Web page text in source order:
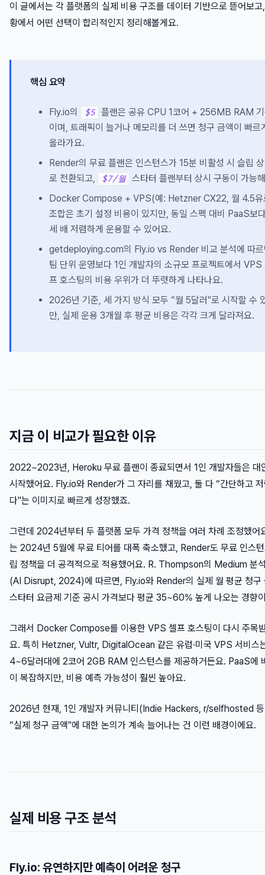
이 글에서는 각 플랫폼의 실제 비용 구조를 데이터 기반으로 뜯어보
황에서 어떤 선택이 합리적인지 정리해볼게요.
핵심 요약
Fly.io의 $5
플랜은 공유 CPU 1코어 + 256MB RAM
이며, 트래픽이 늘거나 메모리를 더 쓰면 청구 금액이 빠르
올라가요.
Render의 무료 플랜은 인스턴스가 15분 비활성 시 슬립
로 전환되고,
$7/월
스타터 플랜부터 상시 구동이 가능
Docker Compose + VPS(예: Hetzner CX22, 월 4.5유
조합은 초기 설정 비용이 있지만, 동일 스펙 대비 PaaS보
세 배 저렴하게 운용할 수 있어요.
getdeploying.com의 Fly.io vs Render 비교 분석에 따
팀 단위 운영보다 1인 개발자의 소규모 프로젝트에서 VPS
프 호스팅의 비용 우위가 더 뚜렷하게 나타나요.
2026년 기준, 세 가지 방식 모두 “월 5달러"로 시작할 수
만, 실제 운용 3개월 후 평균 비용은 각각 크게 달라져요.
지금 이 비교가 필요한 이유
2022~2023년, Heroku 무료 플랜이 종료되면서 1인 개발자들은 대
시작했어요. Fly.io와 Render가 그 자리를 채웠고, 둘 다 “간단하고
다"는 이미지로 빠르게 성장했죠.
그런데 2024년부터 두 플랫폼 모두 가격 정책을 여러 차례 조정했어
는 2024년 5월에 무료 티어를 대폭 축소했고, Render도 무료 인스
립 정책을 더 공격적으로 적용했어요. R. Thompson의 Medium 분
(AI Disrupt, 2024)에 따르면, Fly.io와 Render의 실제 월 평균 청구
스타터 요금제 기준 공시 가격보다 평균 35~60% 높게 나오는 경향
그래서 Docker Compose를 이용한 VPS 셀프 호스팅이 다시 주목
요. 특히 Hetzner, Vultr, DigitalOcean 같은 유럽·미국 VPS 서비스
4~6달러대에 2코어 2GB RAM 인스턴스를 제공하거든요. PaaS에
이 복잡하지만, 비용 예측 가능성이 훨씬 높아요.
2026년 현재, 1인 개발자 커뮤니티(Indie Hackers, r/selfhosted
“실제 청구 금액"에 대한 논의가 계속 늘어나는 건 이런 배경이에요.
실제 비용 구조 분석
Fly.io: 유연하지만 예측이 어려운 청구